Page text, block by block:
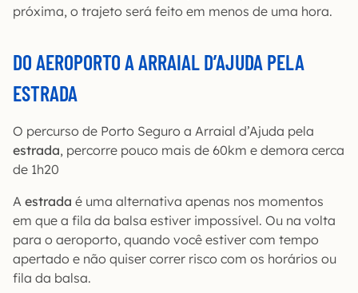
próxima, o trajeto será feito em menos de uma hora.
DO AEROPORTO A ARRAIAL D’AJUDA PELA
ESTRADA
O percurso de Porto Seguro a Arraial d’Ajuda pela
estrada, percorre pouco mais de 60km e demora cerca
de 1h20
A estrada é uma alternativa apenas nos momentos
em que a fila da balsa estiver impossível. Ou na volta
para o aeroporto, quando você estiver com tempo
apertado e não quiser correr risco com os horários ou
fila da balsa.